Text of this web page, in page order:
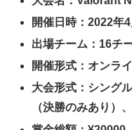
開催日時：2022年
出場チーム：16チ
開催形式：オンラ
大会形式：シング
（決勝のみあり）